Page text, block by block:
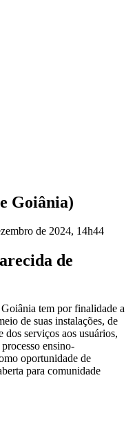
Goiânia)
de 2024, 14h44
de
tem por finalidade a
de suas instalações, de
dos serviços aos usuários,
ensino-
oportunidade de
para comunidade